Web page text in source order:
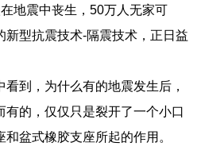
地震中丧生，50万人无家可
新型抗震技术-隔震技术，正日益
到，为什么有的地震发生后，
有的，仅仅只是裂开了一个小口
盆式橡胶支座所起的作用。